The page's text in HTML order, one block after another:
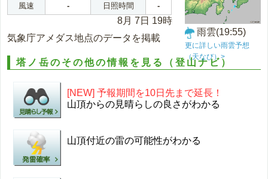
風速
- 日照時間 -
8月 7日 19時
気象庁アメダス地点のデータを掲載
雨雲(19:55)
更に詳しい雨雲予想
（天なび）>
塔ノ岳のその他の情報を見る（登山ナビ）
[NEW] 予報期間を10日先まで延長！
山頂からの見晴らしの良さがわかる
山頂付近の雷の可能性がわかる